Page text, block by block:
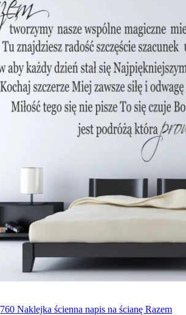
760 Naklejka ścienna napis na ścianę Razem